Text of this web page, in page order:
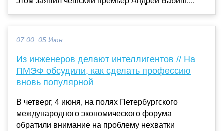
07:00, 05 Июн
Из инженеров делают интеллигентов // На
ПМЭФ обсудили, как сделать профессию
вновь популярной
В четверг, 4 июня, на полях Петербургского
международного экономического форума
обратили внимание на проблему нехватки